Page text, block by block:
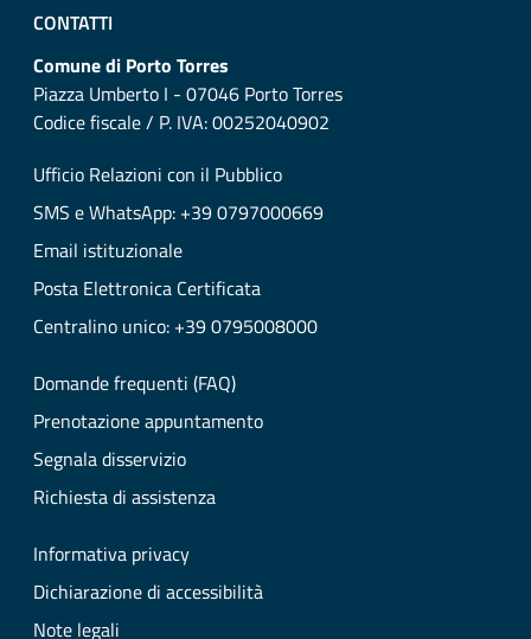
CONTATTI
Comune di Porto Torres
Piazza Umberto I - 07046 Porto Torres
Codice fiscale / P. IVA: 00252040902
Ufficio Relazioni con il Pubblico
SMS e WhatsApp: +39 0797000669
Email istituzionale
Posta Elettronica Certificata
Centralino unico: +39 0795008000
Domande frequenti (FAQ)
Prenotazione appuntamento
Segnala disservizio
Richiesta di assistenza
Informativa privacy
Dichiarazione di accessibilità
Note legali